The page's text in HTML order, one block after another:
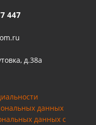
447
д.38а
данных
данных с